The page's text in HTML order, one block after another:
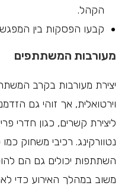
הקהל.
קבעו הפסקות בין
מעורבות המשתתפים
יצירת מעורבות בקרב
וירטואלית, אך זוהי גם
ליצירת קשרים, כגון חדרי
נטוורקינג. רכיבי משחוק
השתתפות יכולים גם הם
משוב במהלך האירוע כדי